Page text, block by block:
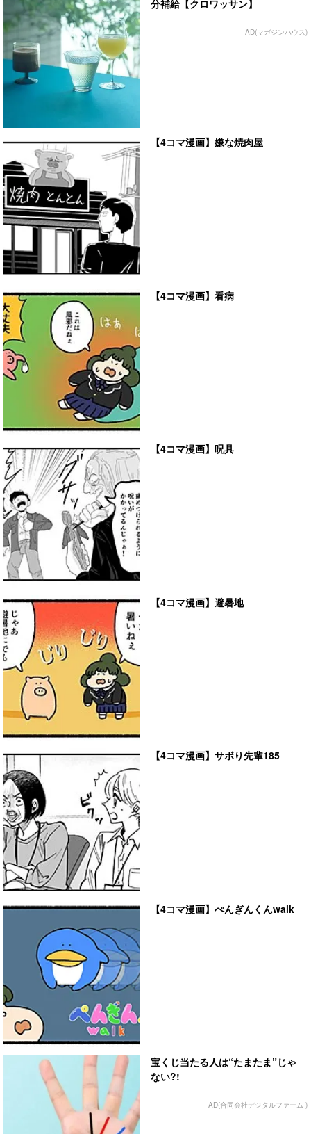
分補給【クロワッサン】
AD(マガジンハウス)
【4コマ漫画】嫌な焼肉屋
【4コマ漫画】看病
【4コマ漫画】呪具
【4コマ漫画】避暑地
【4コマ漫画】サボり先輩185
【4コマ漫画】ぺんぎんくんwalk
宝くじ当たる人は“たまたま”じゃ
ない?!
AD(合同会社デジタルファーム )